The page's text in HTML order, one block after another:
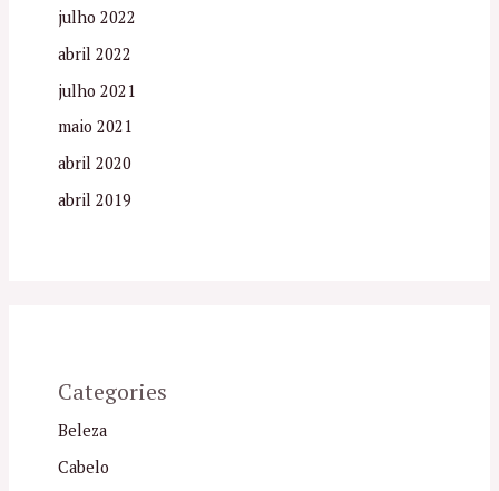
julho 2022
abril 2022
julho 2021
maio 2021
abril 2020
abril 2019
Categories
Beleza
Cabelo